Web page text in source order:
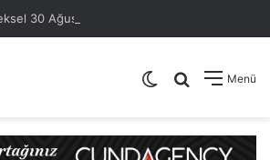
Menü
Arama yap
Dış görünümü